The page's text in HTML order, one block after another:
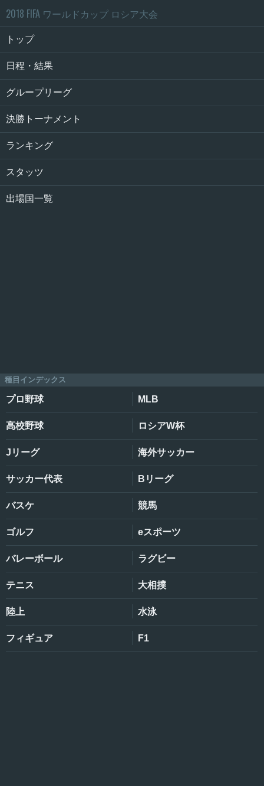
2018 FIFA ワールドカップ ロシア大会
トップ
日程・結果
グループリーグ
決勝トーナメント
ランキング
スタッツ
出場国一覧
種目インデックス
プロ野球 MLB
高校野球 ロシアW杯
Jリーグ 海外サッカー
サッカー代表 Bリーグ
バスケ 競馬
ゴルフ eスポーツ
バレーボール ラグビー
テニス 大相撲
陸上 水泳
フィギュア F1